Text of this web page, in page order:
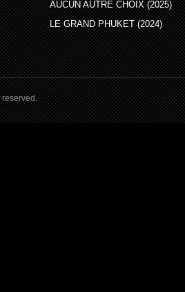
AUCUN AUTRE CHOIX (2025)
LE GRAND PHUKET (2024)